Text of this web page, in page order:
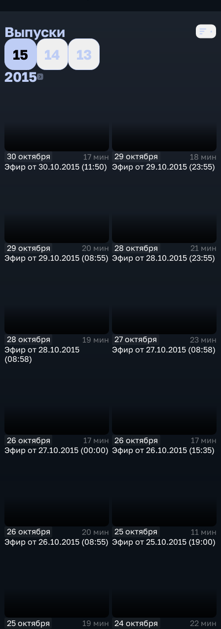
Выпуски
15
14
13
20152015
30 октября
17 мин
Эфир от 30.10.2015 (11:50)
29 октября
18 мин
Эфир от 29.10.2015 (23:55)
29 октября
20 мин
Эфир от 29.10.2015 (08:55)
28 октября
21 мин
Эфир от 28.10.2015 (23:55)
28 октября
19 мин
Эфир от 28.10.2015
(08:58)
27 октября
23 мин
Эфир от 27.10.2015 (08:58)
26 октября
17 мин
Эфир от 27.10.2015 (00:00)
26 октября
17 мин
Эфир от 26.10.2015 (15:35)
26 октября
20 мин
Эфир от 26.10.2015 (08:55)
25 октября
11 мин
Эфир от 25.10.2015 (19:00)
25 октября
19 мин
24 октября
22 мин